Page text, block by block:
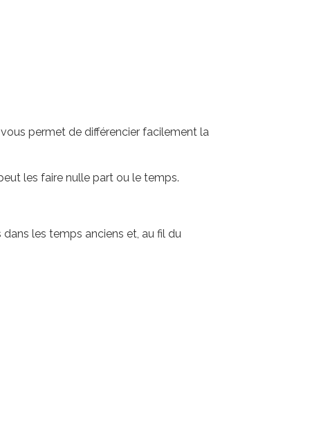
permet de différencier facilement la
les faire nulle part ou le temps.
les temps anciens et, au fil du